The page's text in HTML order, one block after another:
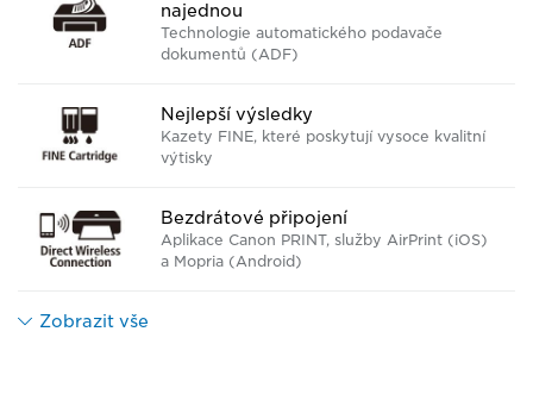
najednou
Technologie automatického podavače
dokumentů (ADF)
Nejlepší výsledky
Kazety FINE, které poskytují vysoce kvalitní
výtisky
Bezdrátové připojení
Aplikace Canon PRINT, služby AirPrint (iOS)
a Mopria (Android)
Zobrazit vše